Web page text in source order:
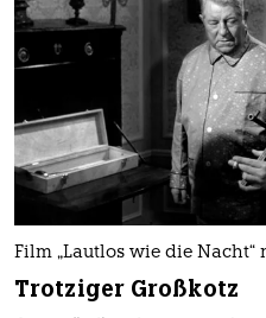
Film „Lautlos wie die Nacht“
Trotziger Großkotz